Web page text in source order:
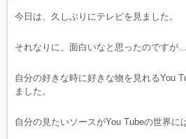
今日は、久しぶりにテレビを見ました。
それなりに、面白いなと思ったのですが…
自分の好きな時に好きな物を見れるYou
ました。
自分の見たいソースがYou Tubeの世界に